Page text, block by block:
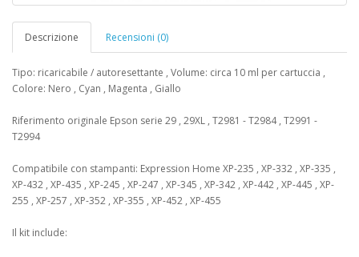
Descrizione Recensioni (0)
Tipo: ricaricabile / autoresettante , Volume: circa 10 ml per cartuccia ,
Colore: Nero , Cyan , Magenta , Giallo
Riferimento originale Epson serie 29 , 29XL , T2981 - T2984 , T2991 -
T2994
Compatibile con stampanti: Expression Home XP-235 , XP-332 , XP-335 ,
XP-432 , XP-435 , XP-245 , XP-247 , XP-345 , XP-342 , XP-442 , XP-445 , XP-
255 , XP-257 , XP-352 , XP-355 , XP-452 , XP-455
Il kit include: